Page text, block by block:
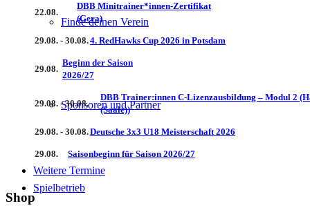
Finde deinen Verein
Sponsoren und Partner
Spielbetrieb
22.08.
DBB Minitrainer*innen-Zertifikat
(Gera)
29.08. - 30.08.4. RedHawks Cup 2026 in Potsdam
29.08.
Beginn der Saison
2026/27
29.08. - 30.08.
DBB Trainer:innen C-Lizenzausbildung – Modul 2
(Saale))
29.08. - 30.08.Deutsche 3x3 U18 Meisterschaft 2026
29.08. Saisonbeginn für Saison 2026/27
Weitere Termine
Shop